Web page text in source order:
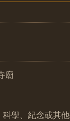
廟
科學、紀念或